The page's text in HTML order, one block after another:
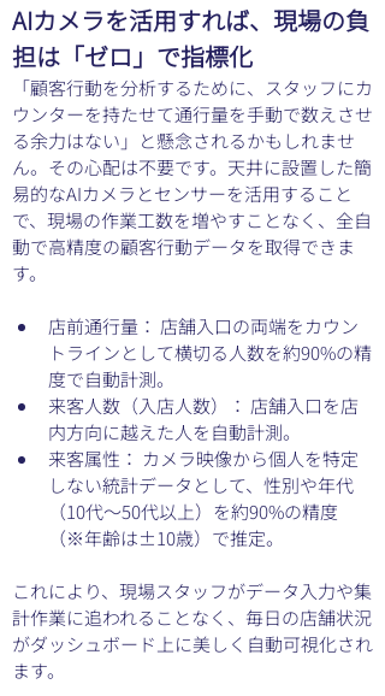
AIカメラを活用すれば、現場の負
担は「ゼロ」で指標化
「顧客行動を分析するために、スタッフにカ
ウンターを持たせて通行量を手動で数えさせ
る余力はない」と懸念されるかもしれませ
ん。その心配は不要です。天井に設置した簡
易的なAIカメラとセンサーを活用すること
で、現場の作業工数を増やすことなく、全自
動で高精度の顧客行動データを取得できま
す。
店前通行量： 店舗入口の両端をカウン
トラインとして横切る人数を約90%の精
度で自動計測。
来客人数（入店人数）： 店舗入口を店
内方向に越えた人を自動計測。
来客属性： カメラ映像から個人を特定
しない統計データとして、性別や年代
（10代〜50代以上）を約90%の精度
（※年齢は±10歳）で推定。
これにより、現場スタッフがデータ入力や集
計作業に追われることなく、毎日の店舗状況
がダッシュボード上に美しく自動可視化され
ます。